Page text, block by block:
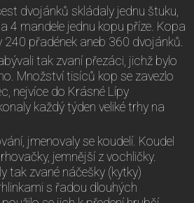
dvojánků skládaly jednu štuku,
4 mandele jednu kopu příze. Kopa
přadének aneb 360 dvojánků.
tak zvaní přezáci, jichž bylo
Množství tisíců kop se zavezlo
nejvíce do Krásné Lípy
každý týden veliké trhy na
jmenovaly se koudelí. Koudel
jemnější z vochličky.
tak zvané náčešky (kytky)
s řadou dlouhých